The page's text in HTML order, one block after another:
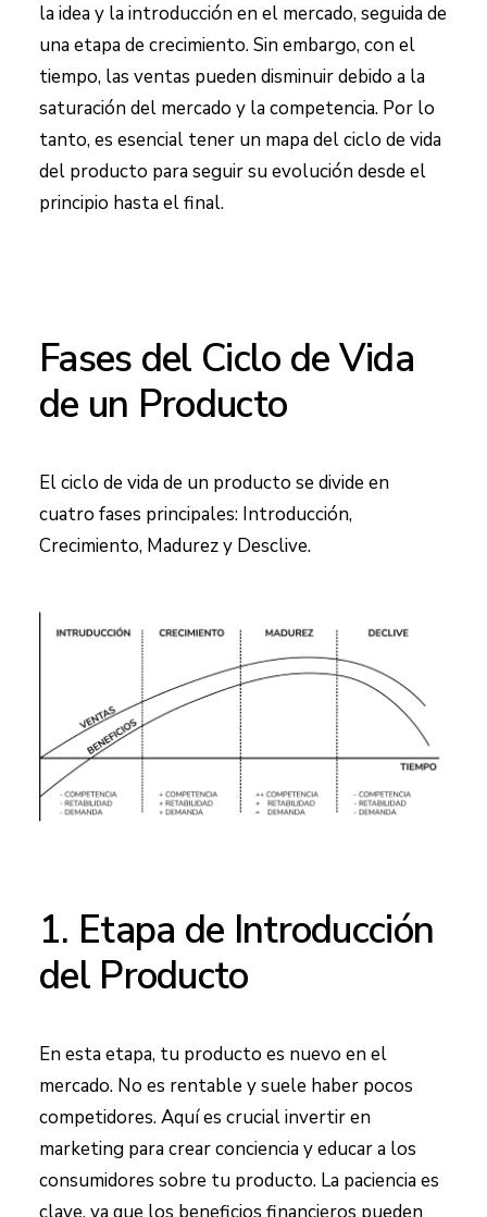
la idea y la introducción en el mercado, seguida de
una etapa de crecimiento. Sin embargo, con el
tiempo, las ventas pueden disminuir debido a la
saturación del mercado y la competencia. Por lo
tanto, es esencial tener un mapa del ciclo de vida
del producto para seguir su evolución desde el
principio hasta el final.
Fases del Ciclo de Vida
de un Producto
El ciclo de vida de un producto se divide en
cuatro fases principales: Introducción,
Crecimiento, Madurez y Desclive.
1. Etapa de Introducción
del Producto
En esta etapa, tu producto es nuevo en el
mercado. No es rentable y suele haber pocos
competidores. Aquí es crucial invertir en
marketing para crear conciencia y educar a los
consumidores sobre tu producto. La paciencia es